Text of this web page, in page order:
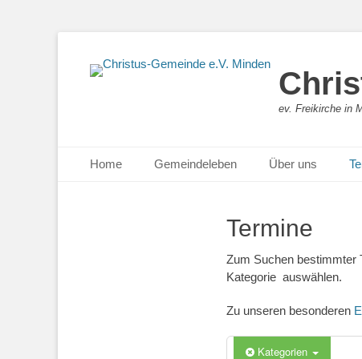
ev. Freikirche in
Primäres Menü
Inhalt
Home Gemeindeleben Über uns
Termine
Zum Suchen bestimmter
Kategorie auswählen.
Zu unseren besonderen
Kategorien